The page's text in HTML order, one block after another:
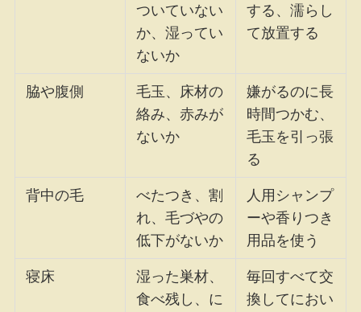
ついていない
か、湿ってい
ないか
する、濡らし
て放置する
脇や腹側
毛玉、床材の
絡み、赤みが
ないか
嫌がるのに長
時間つかむ、
毛玉を引っ張
る
背中の毛
べたつき、割
れ、毛づやの
低下がないか
人用シャンプ
ーや香りつき
用品を使う
寝床
湿った巣材、
食べ残し、に
毎回すべて交
換してにおい